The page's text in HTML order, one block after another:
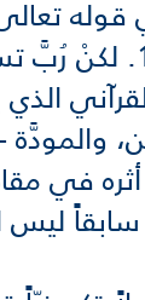
قوله
بَيْنَكُم مَّوَدَّةً...﴾19.
في
ليس